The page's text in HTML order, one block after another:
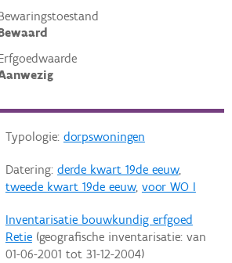
Typologie: dorpswoningen
Datering: derde kwart 19de eeuw,
tweede kwart 19de eeuw, voor WO I
Inventarisatie bouwkundig erfgoed
Retie(geografische inventarisatie: van
01-06-2001 tot 31-12-2004)